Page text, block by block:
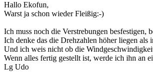
Hallo Ekofun,
Warst ja schon wieder Fleißig:-)
Ich muss noch die Verstrebungen besfestigen,
Ich denke das die Drehzahlen höher liegen
Und ich weis nicht ob die
Wenn alles fertig gestellt ist, werde ich ihn an
Lg Udo